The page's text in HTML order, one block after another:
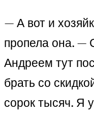
— А вот и
пропела она.
Андреем тут
брать со
сорок тысяч. Я